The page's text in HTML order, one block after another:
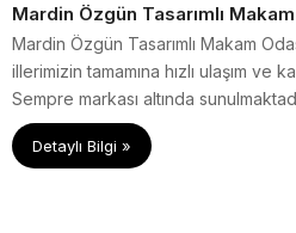
Mardin Özgün Tasarımlı
Mardin Özgün Tasarımlı Makam
illerimizin tamamına hızlı ulaşım ve
Sempre markası altında
Detaylı Bilgi »